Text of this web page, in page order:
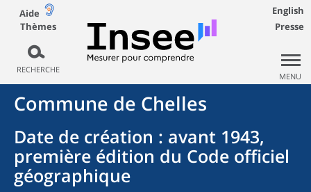
Aide
Thèmes
RECHERCHE
English
Presse
MENU
Commune de Chelles
Date de création : avant 1943,
première édition du Code officiel
géographique